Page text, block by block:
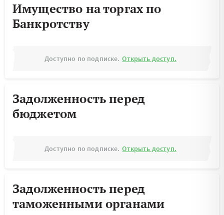
Имущество на торгах по
Банкротству
Доступно по подписке. Открыть доступ.
Задолженность перед
бюджетом
Доступно по подписке. Открыть доступ.
Задолженность перед
таможенными органами